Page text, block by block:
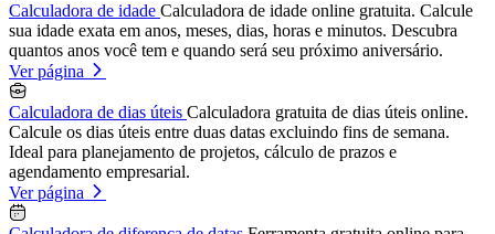
Calculadora de idade Calculadora de idade online gratuita. Calcule
sua idade exata em anos, meses, dias, horas e minutos. Descubra
quantos anos você tem e quando será seu próximo aniversário.
Ver página
Calculadora de dias úteis Calculadora gratuita de dias úteis online.
Calcule os dias úteis entre duas datas excluindo fins de semana.
Ideal para planejamento de projetos, cálculo de prazos e
agendamento empresarial.
Ver página